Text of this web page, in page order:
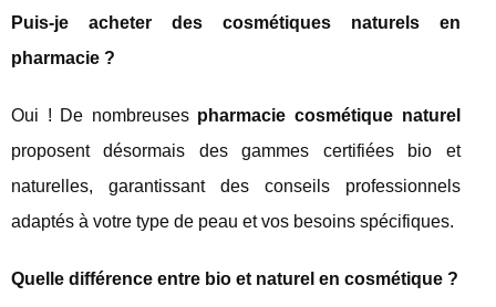
Puis-je acheter des cosmétiques naturels en
pharmacie ?
Oui ! De nombreuses pharmacie cosmétique naturel
proposent désormais des gammes certifiées bio et
naturelles, garantissant des conseils professionnels
adaptés à votre type de peau et vos besoins spécifiques.
Quelle différence entre bio et naturel en cosmétique ?